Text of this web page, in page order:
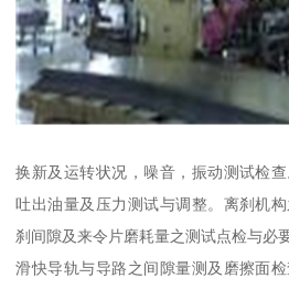
换新及运转状况，噪音，振动测试检
吐出油量及压力测试与调整。离刹机
刹间隙及来令片磨耗量之测试点检与必
滑快导轨与导路之间隙量测及磨擦面